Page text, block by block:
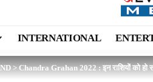
INTERNATIONAL
>Chandra Grahan 2022 : इन राशियों को